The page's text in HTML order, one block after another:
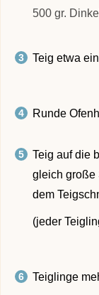
500 gr.
Teig etwa
Runde
Teig auf die
gleich große
dem
(jeder
Teiglinge